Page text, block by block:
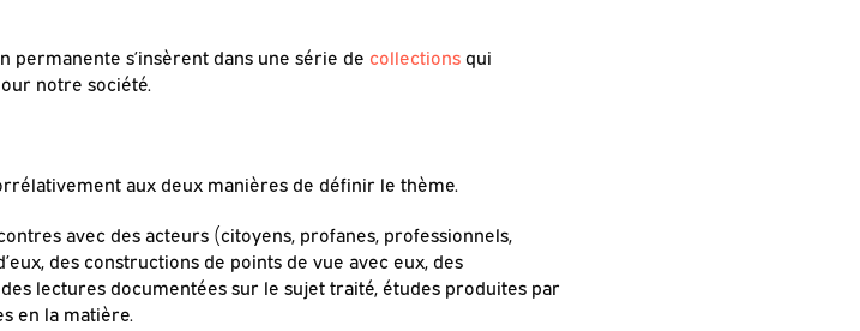
permanente s’insèrent dans une série de collectionsqui
notre société.
aux deux manières de définir le thème.
avec des acteurs (citoyens, profanes, professionnels,
des constructions de points de vue avec eux, des
lectures documentées sur le sujet traité, études produites par
en la matière.